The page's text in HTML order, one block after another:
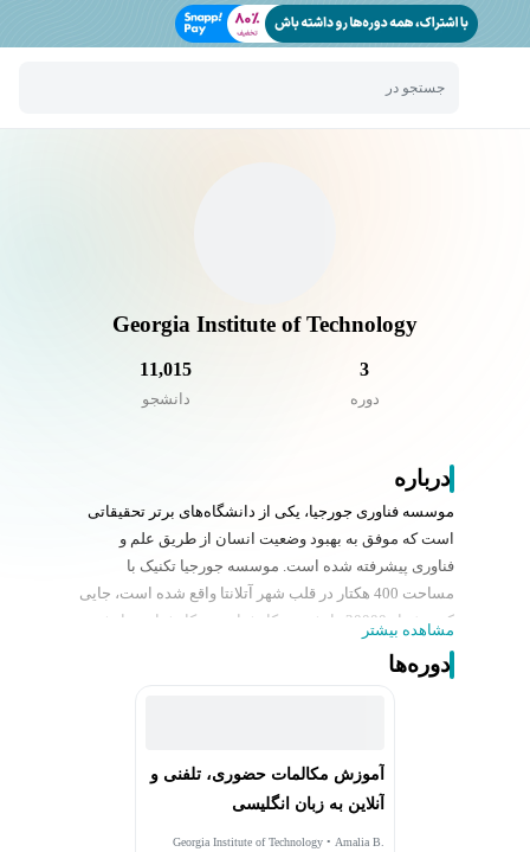
جستجو در
Georgia Institute of Technology
3
دوره
11,015
دانشجو
درباره
موسسه فناوری جورجیا، یکی از دانشگاه‌های برتر تحقیقاتی
است که موفق به بهبود وضعیت انسان از طریق علم و
فناوری پیشرفته شده است. موسسه جورجیا تکنیک با
مساحت 400 هکتار در قلب شهر آتلانتا واقع شده است، جایی
که بیش از 20000 دانشجوی کارشناسی و کارشناسی ارشد
یک آموزش متمرکز و مبتنی بر فناوری را دریافت می کنند.
مشاهده بیشتر
دوره‌ها
آموزش مکالمات حضوری، تلفنی و
آنلاین به زبان انگلیسی
Georgia Institute of Technology • Amalia B.